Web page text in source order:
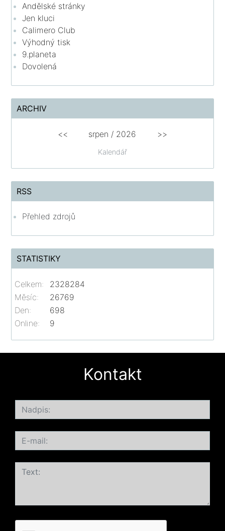
Andělské stránky
Jen kluci
Calimero Club
Výhodný tisk
9.planeta
Dovolená
ARCHIV
Kalendář
<< srpen / 2026 >>
RSS
Přehled zdrojů
STATISTIKY
Online: 9
Celkem:
2328284
Měsíc:
26769
Den:
698
Kontakt